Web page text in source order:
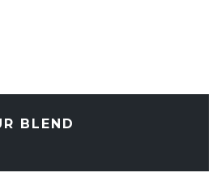
BLEND